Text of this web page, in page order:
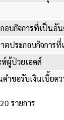
อบกิจการที่เป็นอั
ตประกอบกิจการ
ห์ผู้ป่วยเอดส์
ำขอรับเงินเบี้ยค
รายการ